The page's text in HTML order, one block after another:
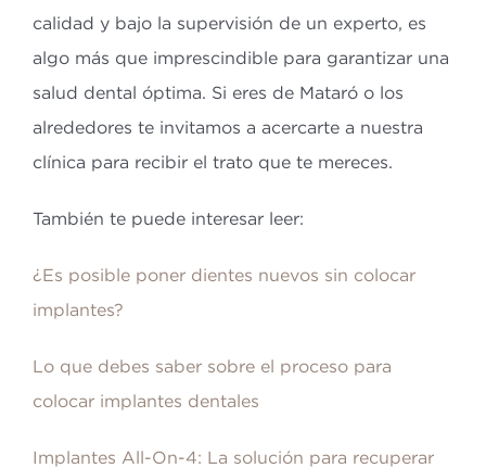
calidad y bajo la supervisión de un experto, es
algo más que imprescindible para garantizar una
salud dental óptima. Si eres de Mataró o los
alrededores te invitamos a acercarte a nuestra
clínica para recibir el trato que te mereces.
También te puede interesar leer:
¿Es posible poner dientes nuevos sin colocar
implantes?
Lo que debes saber sobre el proceso para
colocar implantes dentales
Implantes All-On-4: La solución para recuperar